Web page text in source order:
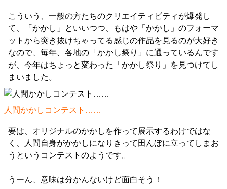
こういう、一般の方たちのクリエイティビティが爆発し
て、「かかし」といいつつ、もはや「かかし」のフォーマ
ットから突き抜けちゃってる感じの作品を見るのが大好き
なので、毎年、各地の「かかし祭り」に通っているんです
が、今年はちょっと変わった「かかし祭り」を見つけてし
まいました。
人間かかしコンテスト……
要は、オリジナルのかかしを作って展示するわけではな
く、人間自身がかかしになりきって田んぼに立ってしまお
うというコンテストのようです。
うーん、意味は分かんないけど面白そう！